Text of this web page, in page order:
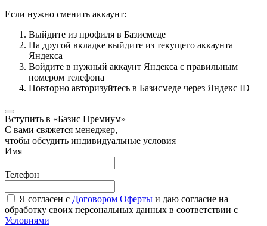
Если нужно сменить аккаунт:
Выйдите из профиля в Базисмеде
На другой вкладке выйдите из текущего аккаунта
Яндекса
Войдите в нужный аккаунт Яндекса с правильным
номером телефона
Повторно авторизуйтесь в Базисмеде через Яндекс ID
Вступить в «Базис Премиум»
С вами свяжется менеджер,
чтобы обсудить индивидуальные условия
Имя
Телефон
Я согласен с Договором Оферты и даю согласие на
обработку своих персональных данных в соответствии с
Условиями